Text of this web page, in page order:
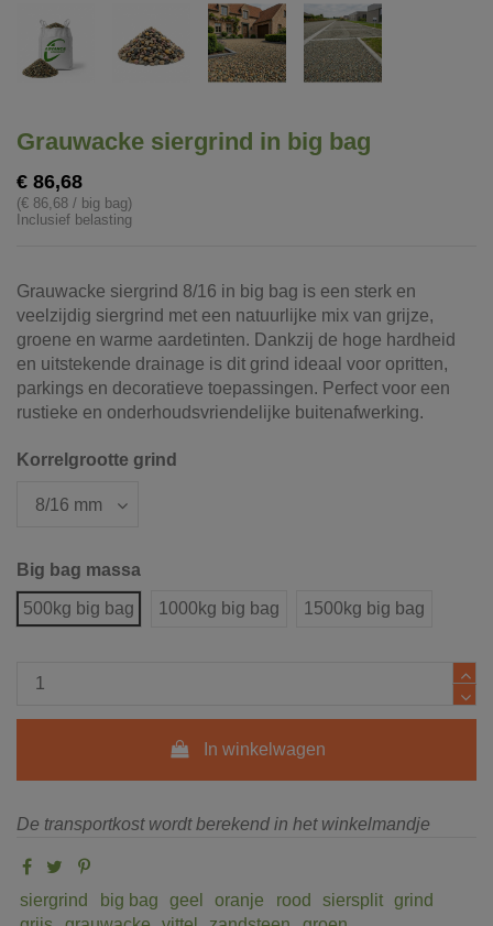
Grauwacke siergrind in big bag
€ 86,68
(€ 86,68 / big bag)
Inclusief belasting
Grauwacke siergrind 8/16 in big bag is een sterk en
veelzijdig siergrind met een natuurlijke mix van grijze,
groene en warme aardetinten. Dankzij de hoge hardheid
en uitstekende drainage is dit grind ideaal voor opritten,
parkings en decoratieve toepassingen. Perfect voor een
rustieke en onderhoudsvriendelijke buitenafwerking.
Korrelgrootte grind
Big bag massa
500kg big bag 1000kg big bag 1500kg big bag
In winkelwagen
De transportkost wordt berekend in het winkelmandje
siergrind big bag geel oranje rood siersplit
grind